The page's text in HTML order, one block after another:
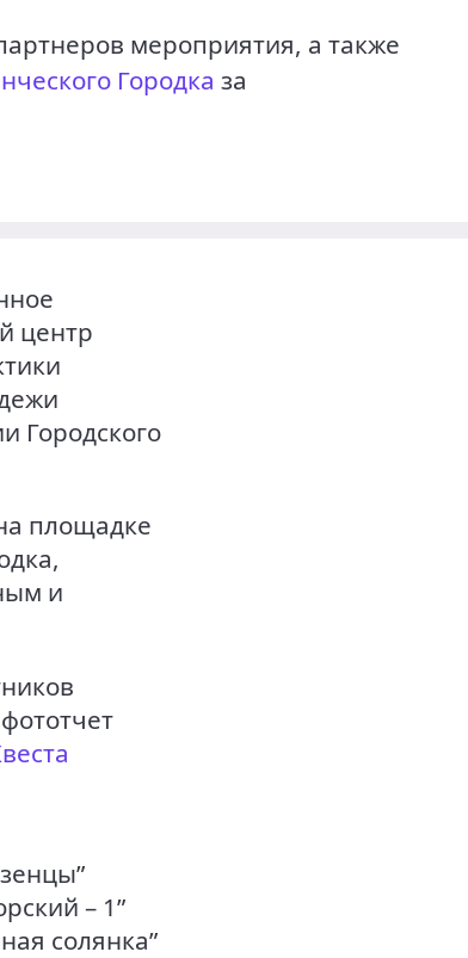
мероприятия, а также
Городка за
центр
Городского
площадке
и
– 1”
солянка”